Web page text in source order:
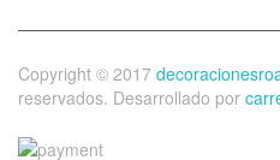
Copyright © 2017
reservados. Desarrollado por